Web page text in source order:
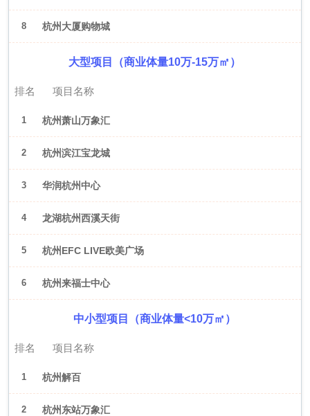
8 杭州大厦购物城
大型项目（商业体量10万-15万㎡）
排名 项目名称
1 杭州萧山万象汇
2 杭州滨江宝龙城
3 华润杭州中心
4 龙湖杭州西溪天街
5 杭州EFC LIVE欧美广场
6 杭州来福士中心
中小型项目（商业体量<10万㎡）
排名 项目名称
1 杭州解百
2 杭州东站万象汇